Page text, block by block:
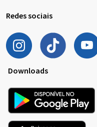
Redes sociais
Downloads